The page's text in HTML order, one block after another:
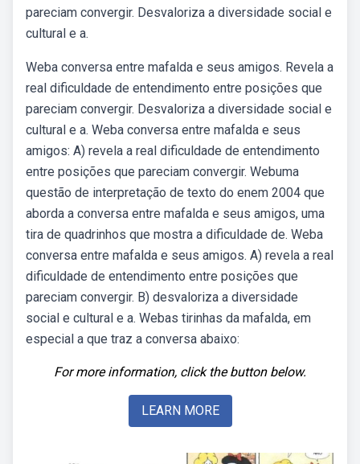
pareciam convergir. Desvaloriza a diversidade social e
cultural e a.
Weba conversa entre mafalda e seus amigos. Revela a
real dificuldade de entendimento entre posições que
pareciam convergir. Desvaloriza a diversidade social e
cultural e a. Weba conversa entre mafalda e seus
amigos: A) revela a real dificuldade de entendimento
entre posições que pareciam convergir. Webuma
questão de interpretação de texto do enem 2004 que
aborda a conversa entre mafalda e seus amigos, uma
tira de quadrinhos que mostra a dificuldade de. Weba
conversa entre mafalda e seus amigos. A) revela a real
dificuldade de entendimento entre posições que
pareciam convergir. B) desvaloriza a diversidade
social e cultural e a. Webas tirinhas da mafalda, em
especial a que traz a conversa abaixo:
For more information, click the button below.
LEARN MORE